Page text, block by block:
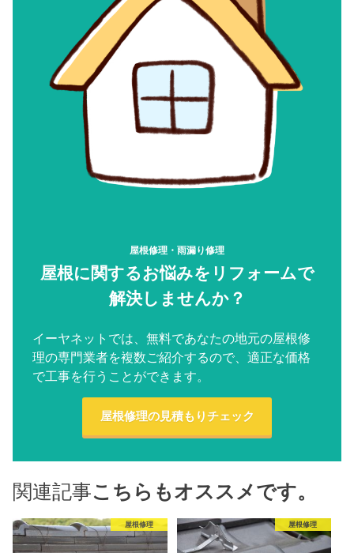
屋根修理・雨漏り修理
屋根に関するお悩みをリフォームで
解決しませんか？
イーヤネットでは、無料であなたの地元の屋根修
理の専門業者を複数ご紹介するので、適正な価格
で工事を行うことができます。
屋根修理の見積もりチェック
関連記事こちらもオススメです。
屋根修理 屋根修理